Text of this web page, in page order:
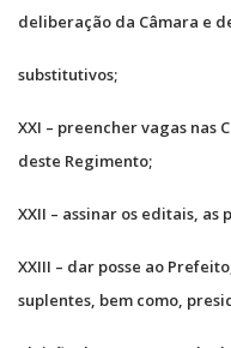
deliberação da Câmara e
substitutivos;
XXI – preencher vagas nas
deste Regimento;
XXII – assinar os editais,
XXIII – dar posse ao
suplentes, bem como,